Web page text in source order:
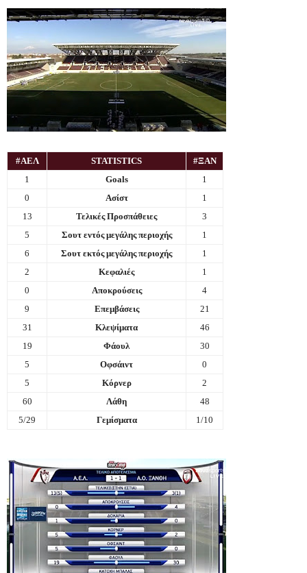
#ΑΕΛ STATISTICS
#ΞΑΝ
1
Goals
1
0
Ασίστ
1
13
Τελικές Προσπάθειες
3
5
Σουτ εντός μεγάλης περιοχής
1
6
Σουτ εκτός μεγάλης περιοχής
1
2
Κεφαλιές
1
0
Αποκρούσεις
4
9
Επεμβάσεις
21
31
Κλεψίματα
46
19
Φάουλ
30
5
Οφσάιντ
0
5
Κόρνερ
2
60
Λάθη
48
5/29
Γεμίσματα 1/10